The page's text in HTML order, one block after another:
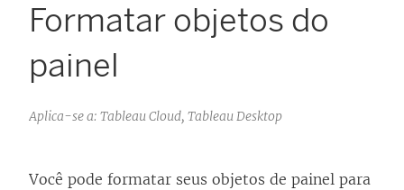
Formatar objetos do
painel
Aplica-se a: Tableau Cloud, Tableau Desktop
Você pode formatar seus objetos de painel para